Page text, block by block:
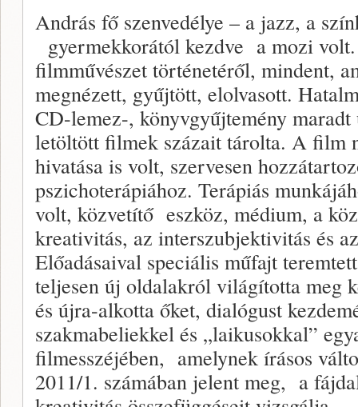
András fő szenvedélye – a jazz, a
gyermekkorától kezdve a mozi
filmművészet történetéről, mindent,
megnézett, gyűjtött, elolvasott.
CD-lemez-, könyvgyűjtemény maradt
letöltött filmek százait tárolta. A film
hivatása is volt, szervesen
pszichoterápiához. Terápiás
volt, közvetítő eszköz, médium, a
kreativitás, az interszubjektivitás és
Előadásaival speciális műfajt
teljesen új oldalakról világította meg
és újra-alkotta őket, dialógust
szakmabeliekkel és „laikusokkal”
filmesszéjében, amelynek írásos
2011/1. számában jelent meg, a